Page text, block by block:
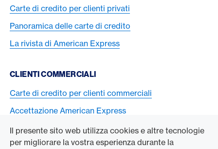
Il presente sito web utilizza cookies e altre tecnologie
per migliorare la vostra esperienza durante la
Carte di credito per clienti privati
Panoramica delle carte di credito
La rivista di American Express
CLIENTI COMMERCIALI
Carte di credito per clienti commerciali
Accettazione American Express
L’AZIENDA